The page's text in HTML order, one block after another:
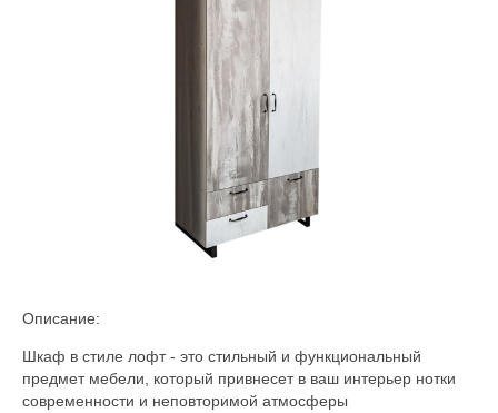
Описание:
Шкаф в стиле лофт - это стильный и функциональный
предмет мебели, который привнесет в ваш интерьер нотки
современности и неповторимой атмосферы